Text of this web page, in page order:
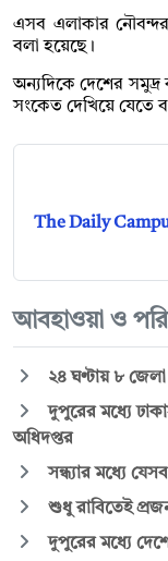
এসব এলাকার
বলা হয়েছে।
অন্যদিকে দেশের সমুদ্র
সংকেত দেখিয়ে যেতে
The Daily
আবহাওয়া ও
২৪ ঘণ্টায় ৮ জেলা
দুপুরের মধ্যে
অধিদপ্তর
সন্ধ্যার মধ্যে
শুধু রাবিতেই
দুপুরের মধ্যে